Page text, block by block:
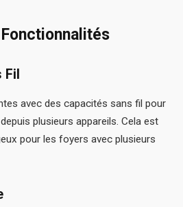
avec des capacités sans fil pour
plusieurs appareils. Cela est
pour les foyers avec plusieurs